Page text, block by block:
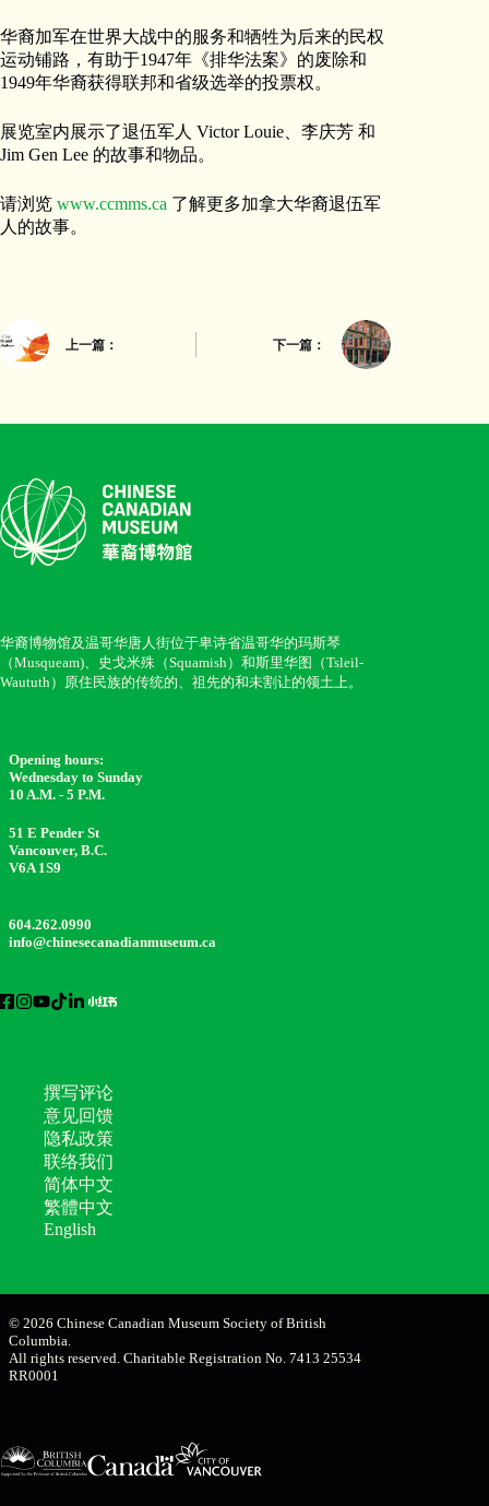
华裔加军在世界大战中的服务和牺牲为后来的民权
运动铺路，有助于1947年《排华法案》的废除和
1949年华裔获得联邦和省级选举的投票权。
展览室内展示了退伍军人 Victor Louie、李庆芳 和
Jim Gen Lee 的故事和物品。
请浏览 www.ccmms.ca 了解更多加拿大华裔退伍军
人的故事。
上一篇： 下一篇：
华裔博物馆及温哥华唐人街位于卑诗省温哥华的玛斯琴
（Musqueam)、史戈米殊（Squamish）和斯里华图（Tsleil-
Waututh）原住民族的传统的、祖先的和未割让的领土上。
Opening hours:
Wednesday to Sunday
10 A.M. - 5 P.M.
51 E Pender St
Vancouver, B.C.
V6A 1S9
604.262.0990
info@chinesecanadianmuseum.ca
撰写评论
意见回馈
隐私政策
联络我们
简体中文
繁體中文
English
© 2026 Chinese Canadian Museum Society of British
Columbia.
All rights reserved. Charitable Registration No. 7413 25534
RR0001